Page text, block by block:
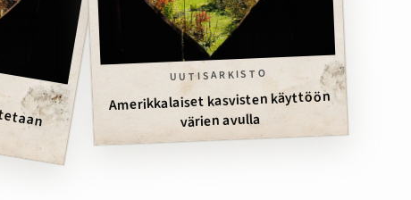
UUTISARKISTO
Amerikkalaiset kasvisten käyttöön
värien avulla